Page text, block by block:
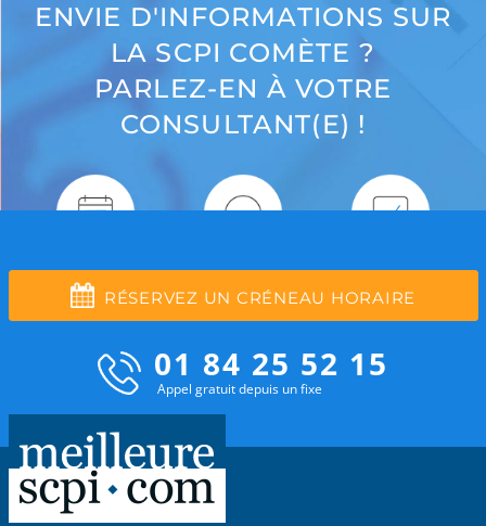
ENVIE D'INFORMATIONS SUR
LA SCPI COMÈTE ?
PARLEZ-EN À VOTRE
CONSULTANT(E) !
RÉSERVEZ UN CRÉNEAU HORAIRE
01 84 25 52 15
Appel gratuit depuis un fixe